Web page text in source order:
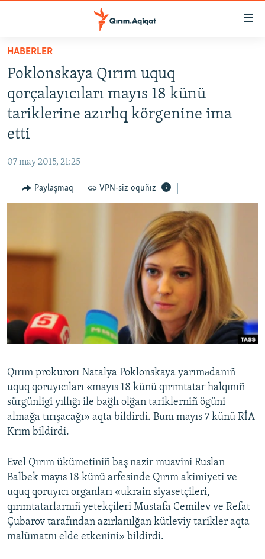
Esas
qaytmaq
Baş
navigatsiyağa
qaytmaq
Qıdıruvğa
HABERLER
SİYASET
İQTİSADİYAT
CEMİYET
İNSAN AQLARI
VİDEO
FİKİR
Українською
QOŞULIÑIZ!
RFE/RS bütün saytları
HABERLER
Poklonskaya Qırım uquq
qorçalayıcıları mayıs 18 künü
tariklerine azırlıq körgenine ima
etti
07 may 2015, 21:25
Paylaşmaq VPN-siz oquñız
Qırım prokurorı Natalya Poklonskaya yarımаdanıñ
uquq qoruyıcıları «mayıs 18 künü qırımtatar halqınıñ
sürgünligi yıllığı ile bağlı olğan tariklerniñ ögüni
almağa tırışacağı» aqta bildirdi. Bunı mayıs 7 künü RİA
Krım bildirdi.
Evel Qırım ükümetiniñ baş nazir muavini Ruslan
Balbek mayıs 18 künü arfesinde Qırım akimiyeti ve
uquq qoruyıcı organları «ukrain siyasetçileri,
qırımtatarlarnıñ yetekçileri Mustafa Cemilev ve Refat
Çubarov tarafından azırlanılğan kütleviy tarikler aqta
malümatnı elde etkenini» bildirdi.